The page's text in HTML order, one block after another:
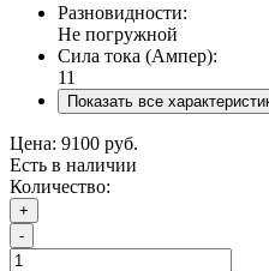
Разновидности:
Не погружной
Сила тока (Ампер):
11
Показать все
Цена: 9100 руб.
Есть в наличии
Количество:
+
-